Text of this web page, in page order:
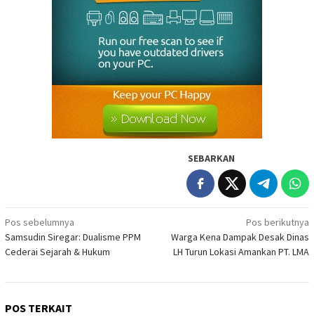
SEBARKAN
Navigasi
pos
Pos sebelumnya
Samsudin Siregar: Dualisme PPM
Cederai Sejarah & Hukum
Pos berikutnya
Warga Kena Dampak Desak Dinas
LH Turun Lokasi Amankan PT. LMA
POS TERKAIT